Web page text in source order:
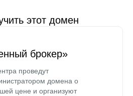
этот домен
брокер»
проведут
домена о
цене и организуют